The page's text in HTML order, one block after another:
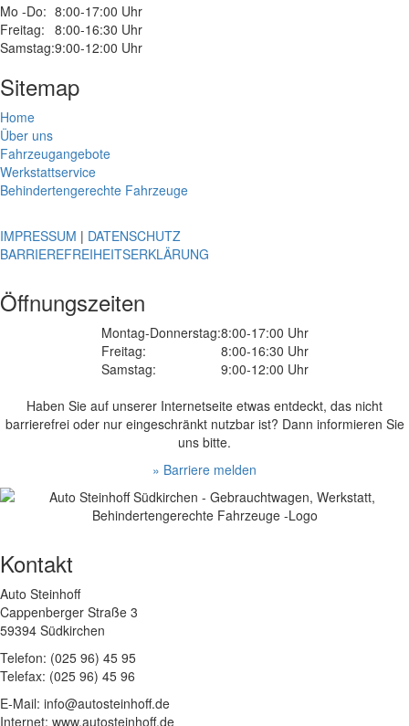
Mo -Do: 8:00-17:00 Uhr
Freitag: 8:00-16:30 Uhr
Samstag:9:00-12:00 Uhr
Sitemap
Home
Über uns
Fahrzeugangebote
Werkstattservice
Behindertengerechte Fahrzeuge
IMPRESSUM | DATENSCHUTZ
BARRIEREFREIHEITSERKLÄRUNG
Öffnungszeiten
Montag-Donnerstag:8:00-17:00 Uhr
Freitag:
8:00-16:30 Uhr
Samstag:
9:00-12:00 Uhr
Haben Sie auf unserer Internetseite etwas entdeckt, das nicht
barrierefrei oder nur eingeschränkt nutzbar ist? Dann informieren Sie
uns bitte.
» Barriere melden
Kontakt
Auto Steinhoff
Cappenberger Straße 3
59394 Südkirchen
Telefon: (025 96) 45 95
Telefax: (025 96) 45 96
E-Mail: info@autosteinhoff.de
Internet: www.autosteinhoff.de